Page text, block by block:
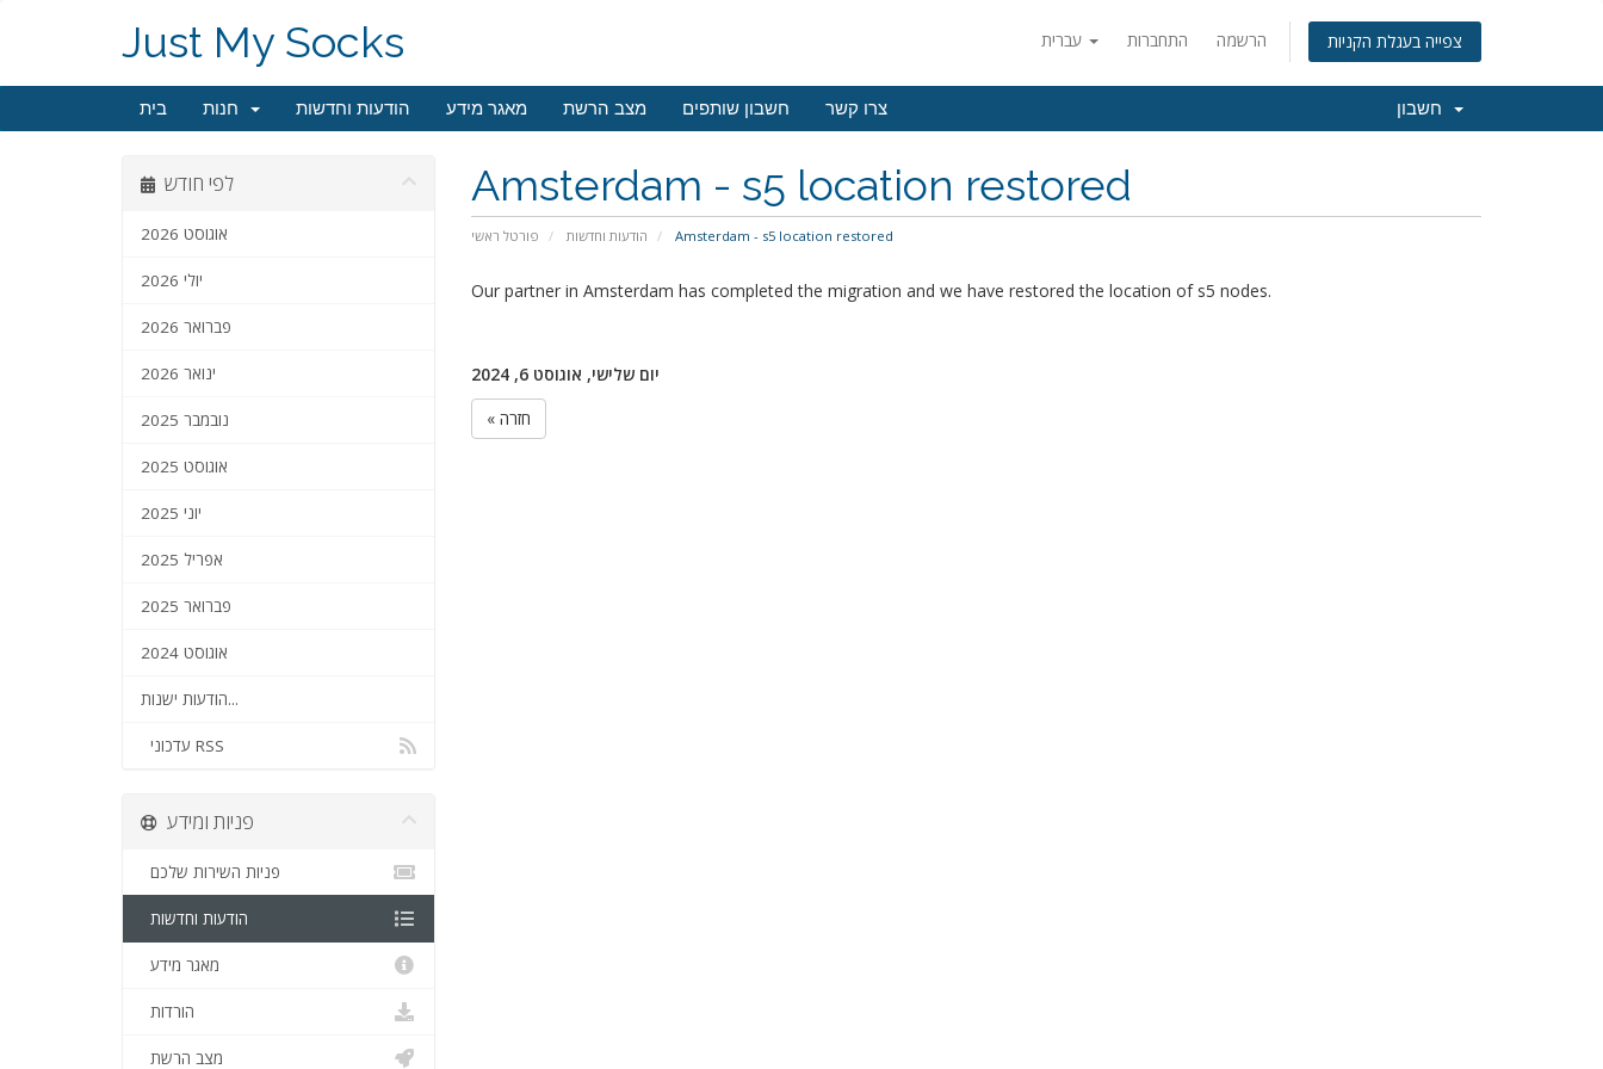
התחברות הרשמה צפייה בעגלת הקניות Just My Socks
בית הודעות וחדשות מאגר מידע מצב הרשת חשבון שותפים צרו קשר
Amsterdam - s5 location restored
פורטל ראשי הודעות וחדשות Amsterdam - s5 location restored
לפי חודש
אוגוסט 2026
יולי 2026
פברואר 2026
ינואר 2026
נובמבר 2025
אוגוסט 2025
יוני 2025
אפריל 2025
פברואר 2025
אוגוסט 2024
הודעות ישנות...
עדכוני RSS
Our partner in Amsterdam has completed the migration and we have restored the location of s5 nodes.
יום שלישי, אוגוסט 6, 2024
« חזרה
פניות ומידע
פניות השירות שלכם
הודעות וחדשות
מאגר מידע
הורדות
מצב הרשת